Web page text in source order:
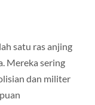
satu ras anjing
Mereka sering
dan militer